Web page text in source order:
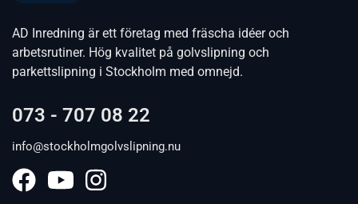
AD Inredning är ett företag med fräscha idéer och
arbetsrutiner. Hög kvalitet på golvslipning och
parkettslipning i Stockholm med omnejd.
073 - 707 08 22
info@stockholmgolvslipning.nu